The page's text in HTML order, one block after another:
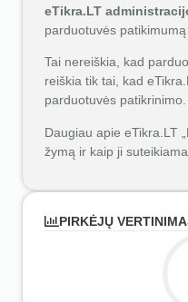
eTikra.LT
parduotuvės
Tai nereiškia, kad
reiškia tik tai, kad
parduotuvės patikrinimo.
Daugiau apie eTikra.LT
žymą ir kaip ji
PIRKĖJŲ